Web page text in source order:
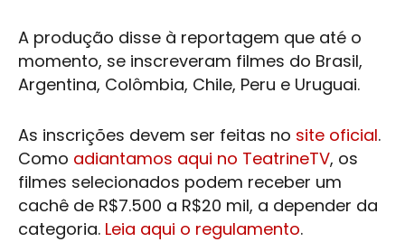
A produção disse à reportagem que até o
momento, se inscreveram filmes do Brasil,
Argentina, Colômbia, Chile, Peru e Uruguai.
As inscrições devem ser feitas no site oficial.
Como adiantamos aqui no TeatrineTV, os
filmes selecionados podem receber um
cachê de R$7.500 a R$20 mil, a depender da
categoria. Leia aqui o regulamento.